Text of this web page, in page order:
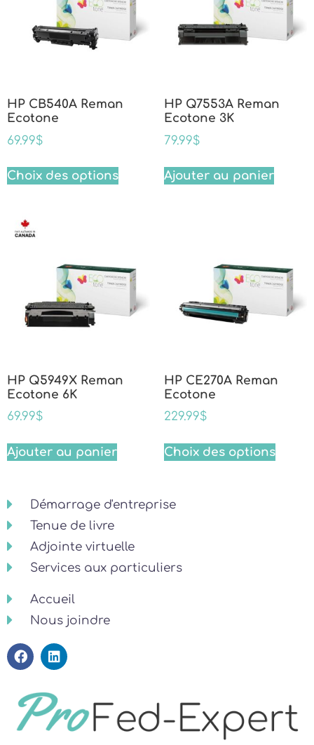
HP CB540A Reman
Ecotone
69.99$
Choix des options
HP Q7553A Reman
Ecotone 3K
79.99$
Ajouter au panier
HP Q5949X Reman
Ecotone 6K
69.99$
Ajouter au panier
HP CE270A Reman
Ecotone
229.99$
Choix des options
Démarrage d'entreprise
Tenue de livre
Adjointe virtuelle
Services aux particuliers
Accueil
Nous joindre